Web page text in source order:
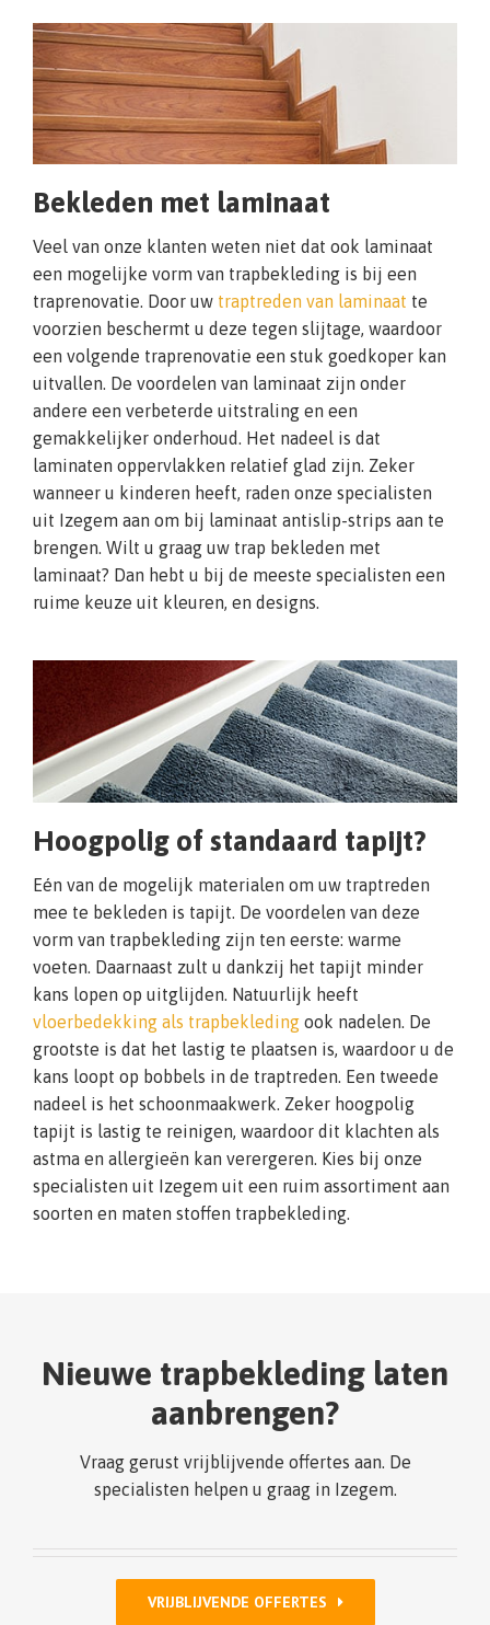
Bekleden met laminaat
Veel van onze klanten weten niet dat ook laminaat
een mogelijke vorm van trapbekleding is bij een
traprenovatie. Door uw traptreden van laminaat te
voorzien beschermt u deze tegen slijtage, waardoor
een volgende traprenovatie een stuk goedkoper kan
uitvallen. De voordelen van laminaat zijn onder
andere een verbeterde uitstraling en een
gemakkelijker onderhoud. Het nadeel is dat
laminaten oppervlakken relatief glad zijn. Zeker
wanneer u kinderen heeft, raden onze specialisten
uit Izegem aan om bij laminaat antislip-strips aan te
brengen. Wilt u graag uw trap bekleden met
laminaat? Dan hebt u bij de meeste specialisten een
ruime keuze uit kleuren, en designs.
Hoogpolig of standaard tapijt?
Eén van de mogelijk materialen om uw traptreden
mee te bekleden is tapijt. De voordelen van deze
vorm van trapbekleding zijn ten eerste: warme
voeten. Daarnaast zult u dankzij het tapijt minder
kans lopen op uitglijden. Natuurlijk heeft
vloerbedekking als trapbekleding ook nadelen. De
grootste is dat het lastig te plaatsen is, waardoor u de
kans loopt op bobbels in de traptreden. Een tweede
nadeel is het schoonmaakwerk. Zeker hoogpolig
tapijt is lastig te reinigen, waardoor dit klachten als
astma en allergieën kan verergeren. Kies bij onze
specialisten uit Izegem uit een ruim assortiment aan
soorten en maten stoffen trapbekleding.
Nieuwe trapbekleding laten
aanbrengen?
Vraag gerust vrijblijvende offertes aan. De
specialisten helpen u graag in Izegem.
VRIJBLIJVENDE OFFERTES